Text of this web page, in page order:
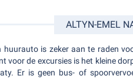
ALTYN-EMEL
huurauto is zeker aan te raden
voor de excursies is het kleine
Er is geen bus- of